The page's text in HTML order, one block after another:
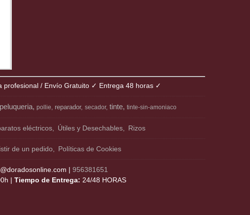
profesional / Envío Gratuito ✓ Entrega 48 horas ✓
peluqueria pollie reparador secador tinte tinte-sin-amoniaco
eléctricos Útiles y Desechables Rizos
de un pedido Políticas de Cookies
| 956381651
| Tiempo de Entrega: 24/48 HORAS